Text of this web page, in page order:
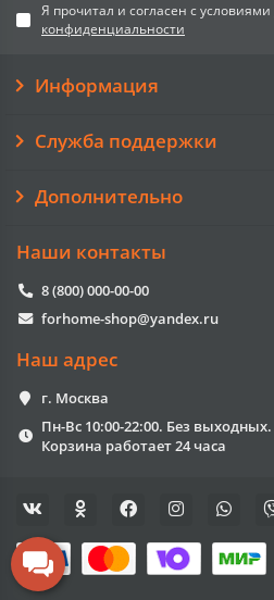
Я прочитал и согласен с условиями
конфиденциальности
Информация
Служба поддержки
Дополнительно
Наши контакты
8 (800) 000-00-00
forhome-shop@yandex.ru
Наш адрес
г. Москва
Пн-Вс 10:00-22:00. Без выходных.
Корзина работает 24 часа